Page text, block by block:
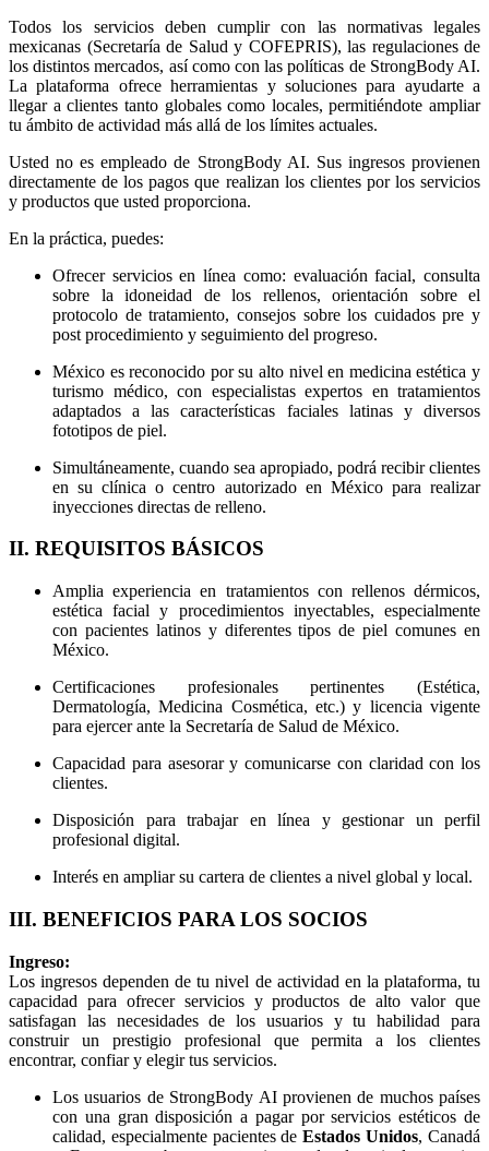
Todos los servicios deben cumplir con las normativas legales
mexicanas (Secretaría de Salud y COFEPRIS), las regulaciones de
los distintos mercados, así como con las políticas de StrongBody AI.
La plataforma ofrece herramientas y soluciones para ayudarte a
llegar a clientes tanto globales como locales, permitiéndote ampliar
tu ámbito de actividad más allá de los límites actuales.
Usted no es empleado de StrongBody AI. Sus ingresos provienen
directamente de los pagos que realizan los clientes por los servicios
y productos que usted proporciona.
En la práctica, puedes:
Ofrecer servicios en línea como: evaluación facial, consulta
sobre la idoneidad de los rellenos, orientación sobre el
protocolo de tratamiento, consejos sobre los cuidados pre y
post procedimiento y seguimiento del progreso.
México es reconocido por su alto nivel en medicina estética y
turismo médico, con especialistas expertos en tratamientos
adaptados a las características faciales latinas y diversos
fototipos de piel.
Simultáneamente, cuando sea apropiado, podrá recibir clientes
en su clínica o centro autorizado en México para realizar
inyecciones directas de relleno.
II. REQUISITOS BÁSICOS
Amplia experiencia en tratamientos con rellenos dérmicos,
estética facial y procedimientos inyectables, especialmente
con pacientes latinos y diferentes tipos de piel comunes en
México.
Certificaciones profesionales pertinentes (Estética,
Dermatología, Medicina Cosmética, etc.) y licencia vigente
para ejercer ante la Secretaría de Salud de México.
Capacidad para asesorar y comunicarse con claridad con los
clientes.
Disposición para trabajar en línea y gestionar un perfil
profesional digital.
Interés en ampliar su cartera de clientes a nivel global y local.
III. BENEFICIOS PARA LOS SOCIOS
Ingreso:
Los ingresos dependen de tu nivel de actividad en la plataforma, tu
capacidad para ofrecer servicios y productos de alto valor que
satisfagan las necesidades de los usuarios y tu habilidad para
construir un prestigio profesional que permita a los clientes
encontrar, confiar y elegir tus servicios.
Los usuarios de StrongBody AI provienen de muchos países
con una gran disposición a pagar por servicios estéticos de
calidad, especialmente pacientes deEstados Unidos, Canadá